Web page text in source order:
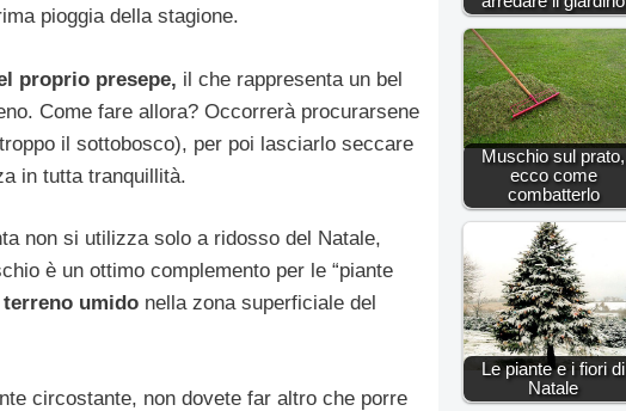
pioggia della stagione.
proprio presepe, il che rappresenta un bel
Come fare allora? Occorrerà procurarsene
il sottobosco), per poi lasciarlo seccare
in tutta tranquillità.
non si utilizza solo a ridosso del Natale,
è un ottimo complemento per le “piante
umido nella zona superficiale del
circostante, non dovete far altro che porre
Muschio sul prato,
ecco come
combatterlo
Le piante e i fiori di
Natale